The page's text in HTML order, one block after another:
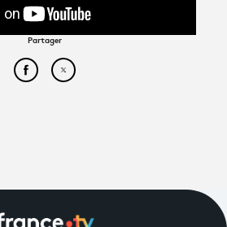
Partager
Partager cet article sur
Partager cet article sur